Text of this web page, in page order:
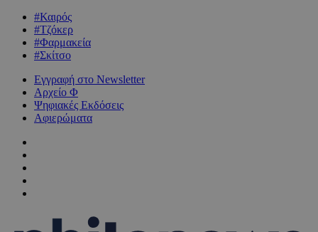
#Καιρός
#Τζόκερ
#Φαρμακεία
#Σκίτσο
Εγγραφή στο Newsletter
Αρχείο Φ
Ψηφιακές Εκδόσεις
Αφιερώματα